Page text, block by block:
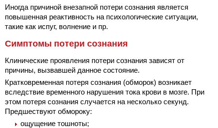
Иногда причиной внезапной потери сознания является
повышенная реактивность на психологические ситуации,
такие как испуг, волнение и пр.
Симптомы потери сознания
Клинические проявления потери сознания зависят от
причины, вызвавшей данное состояние.
Кратковременная потеря сознания (обморок) возникает
вследствие временного нарушения тока крови в мозге. При
этом потеря сознания случается на несколько секунд.
Предшествуют обмороку:
ощущение тошноты;